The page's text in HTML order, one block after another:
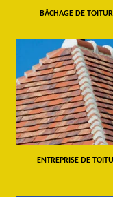
BÂCHAGE DE
ENTREPRISE DE